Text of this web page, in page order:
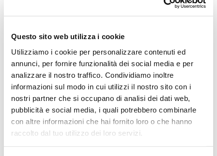
Questo sito web utilizza i cookie
Utilizziamo i cookie per personalizzare contenuti ed
annunci, per fornire funzionalità dei social media e per
analizzare il nostro traffico. Condividiamo inoltre
informazioni sul modo in cui utilizzi il nostro sito con i
nostri partner che si occupano di analisi dei dati web,
pubblicità e social media, i quali potrebbero combinarle
con altre informazioni che hai fornito loro o che hanno
raccolto dal tuo utilizzo dei loro servizi.
Cosa dicono i nostri escursionisti:
Stockalperweg
50 Google Bewertungen
Eine Bewertung schreiben